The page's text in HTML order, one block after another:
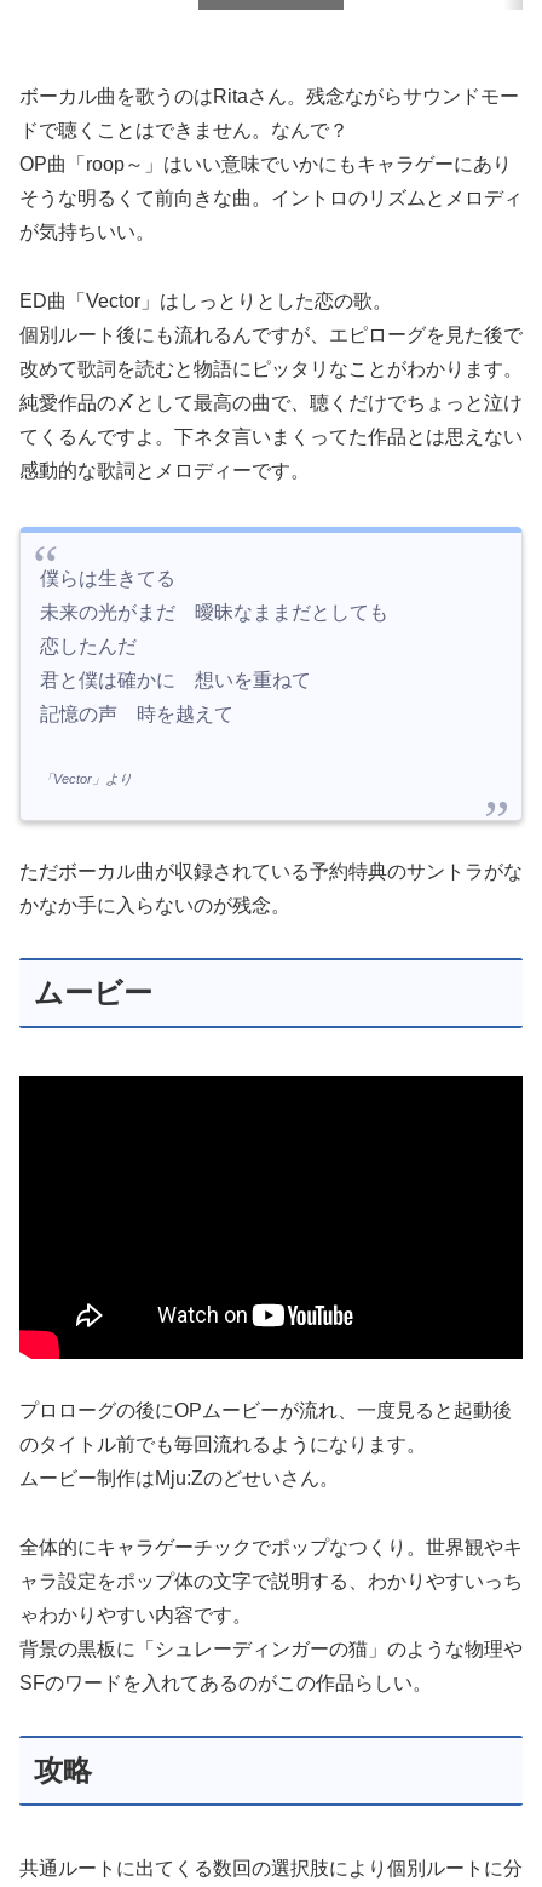
ボーカル曲を歌うのはRitaさん。残念ながらサウンドモー
ドで聴くことはできません。なんで？
OP曲「roop～」はいい意味でいかにもキャラゲーにあり
そうな明るくて前向きな曲。イントロのリズムとメロディ
が気持ちいい。
ED曲「Vector」はしっとりとした恋の歌。
個別ルート後にも流れるんですが、エピローグを見た後で
改めて歌詞を読むと物語にピッタリなことがわかります。
純愛作品の〆として最高の曲で、聴くだけでちょっと泣け
てくるんですよ。下ネタ言いまくってた作品とは思えない
感動的な歌詞とメロディーです。
僕らは生きてる
未来の光がまだ 曖昧なままだとしても
恋したんだ
君と僕は確かに 想いを重ねて
記憶の声 時を越えて
「Vector」より
ただボーカル曲が収録されている予約特典のサントラがな
かなか手に入らないのが残念。
ムービー
プロローグの後にOPムービーが流れ、一度見ると起動後
のタイトル前でも毎回流れるようになります。
ムービー制作はMju:Zのどせいさん。
全体的にキャラゲーチックでポップなつくり。世界観やキ
ャラ設定をポップ体の文字で説明する、わかりやすいっち
ゃわかりやすい内容です。
背景の黒板に「シュレーディンガーの猫」のような物理や
SFのワードを入れてあるのがこの作品らしい。
攻略
共通ルートに出てくる数回の選択肢により個別ルートに分